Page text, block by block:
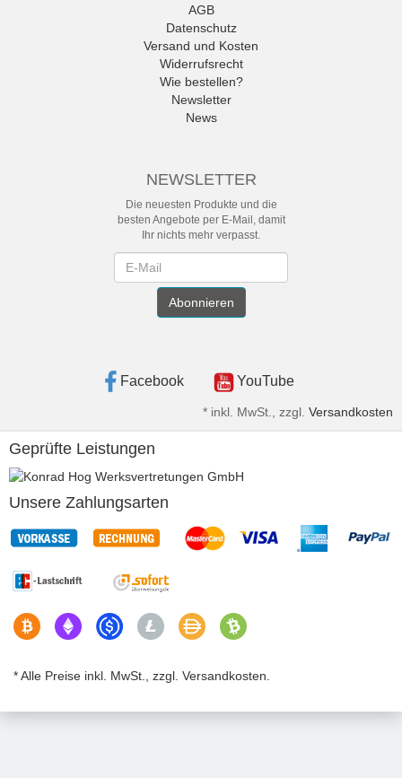
AGB
Datenschutz
Versand und Kosten
Widerrufsrecht
Wie bestellen?
Newsletter
News
NEWSLETTER
Die neuesten Produkte und die
besten Angebote per E-Mail, damit
Ihr nichts mehr verpasst.
Abonnieren
Facebook YouTube
* inkl. MwSt., zzgl. Versandkosten
Geprüfte Leistungen
Unsere Zahlungsarten
* Alle Preise inkl. MwSt., zzgl. Versandkosten.